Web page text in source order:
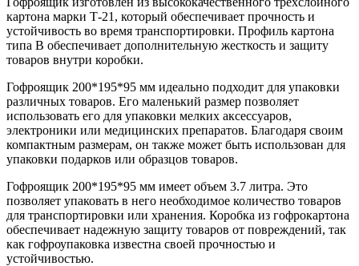
картона марки Т-21, который обеспечивает прочность и
устойчивость во время транспортировки. Профиль картона
типа В обеспечивает дополнительную жесткость и защиту
товаров внутри коробки.
Гофроящик 200*195*95 мм идеально подходит для упаковки
различных товаров. Его маленький размер позволяет
использовать его для упаковки мелких аксессуаров,
электроники или медицинских препаратов. Благодаря своим
компактным размерам, он также может быть использован для
упаковки подарков или образцов товаров.
Гофроящик 200*195*95 мм имеет объем 3.7 литра. Это
позволяет упаковать в него необходимое количество товаров
для транспортировки или хранения. Коробка из гофрокартона
обеспечивает надежную защиту товаров от повреждений, так
как гофроупаковка известна своей прочностью и
устойчивостью.